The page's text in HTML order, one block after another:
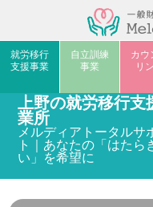
就労移行
支援事業
自立訓練
事業
カウ
リ
上野の就労移行支
業所
メルディアトータルサ
ト｜あなたの「はたら
い」を希望に